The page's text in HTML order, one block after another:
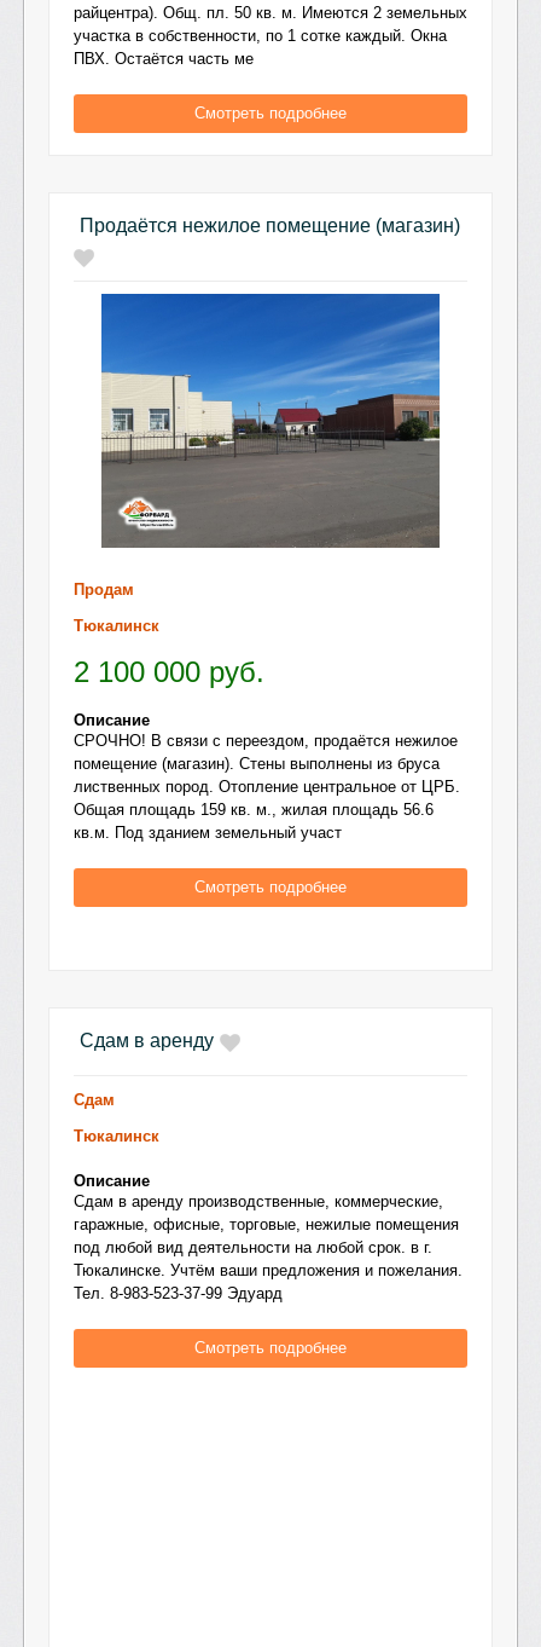
райцентра). Общ. пл. 50 кв. м. Имеются 2 земельных
участка в собственности, по 1 сотке каждый. Окна
ПВХ. Остаётся часть ме
Смотреть подробнее
Продаётся нежилое помещение (магазин)
Продам
Тюкалинск
2 100 000 руб.
Описание
СРОЧНО! В связи с переездом, продаётся нежилое
помещение (магазин). Стены выполнены из бруса
лиственных пород. Отопление центральное от ЦРБ.
Общая площадь 159 кв. м., жилая площадь 56.6
кв.м. Под зданием земельный участ
Смотреть подробнее
Сдам в аренду
Сдам
Тюкалинск
Описание
Сдам в аренду производственные, коммерческие,
гаражные, офисные, торговые, нежилые помещения
под любой вид деятельности на любой срок. в г.
Тюкалинске. Учтём ваши предложения и пожелания.
Тел. 8-983-523-37-99 Эдуард
Смотреть подробнее